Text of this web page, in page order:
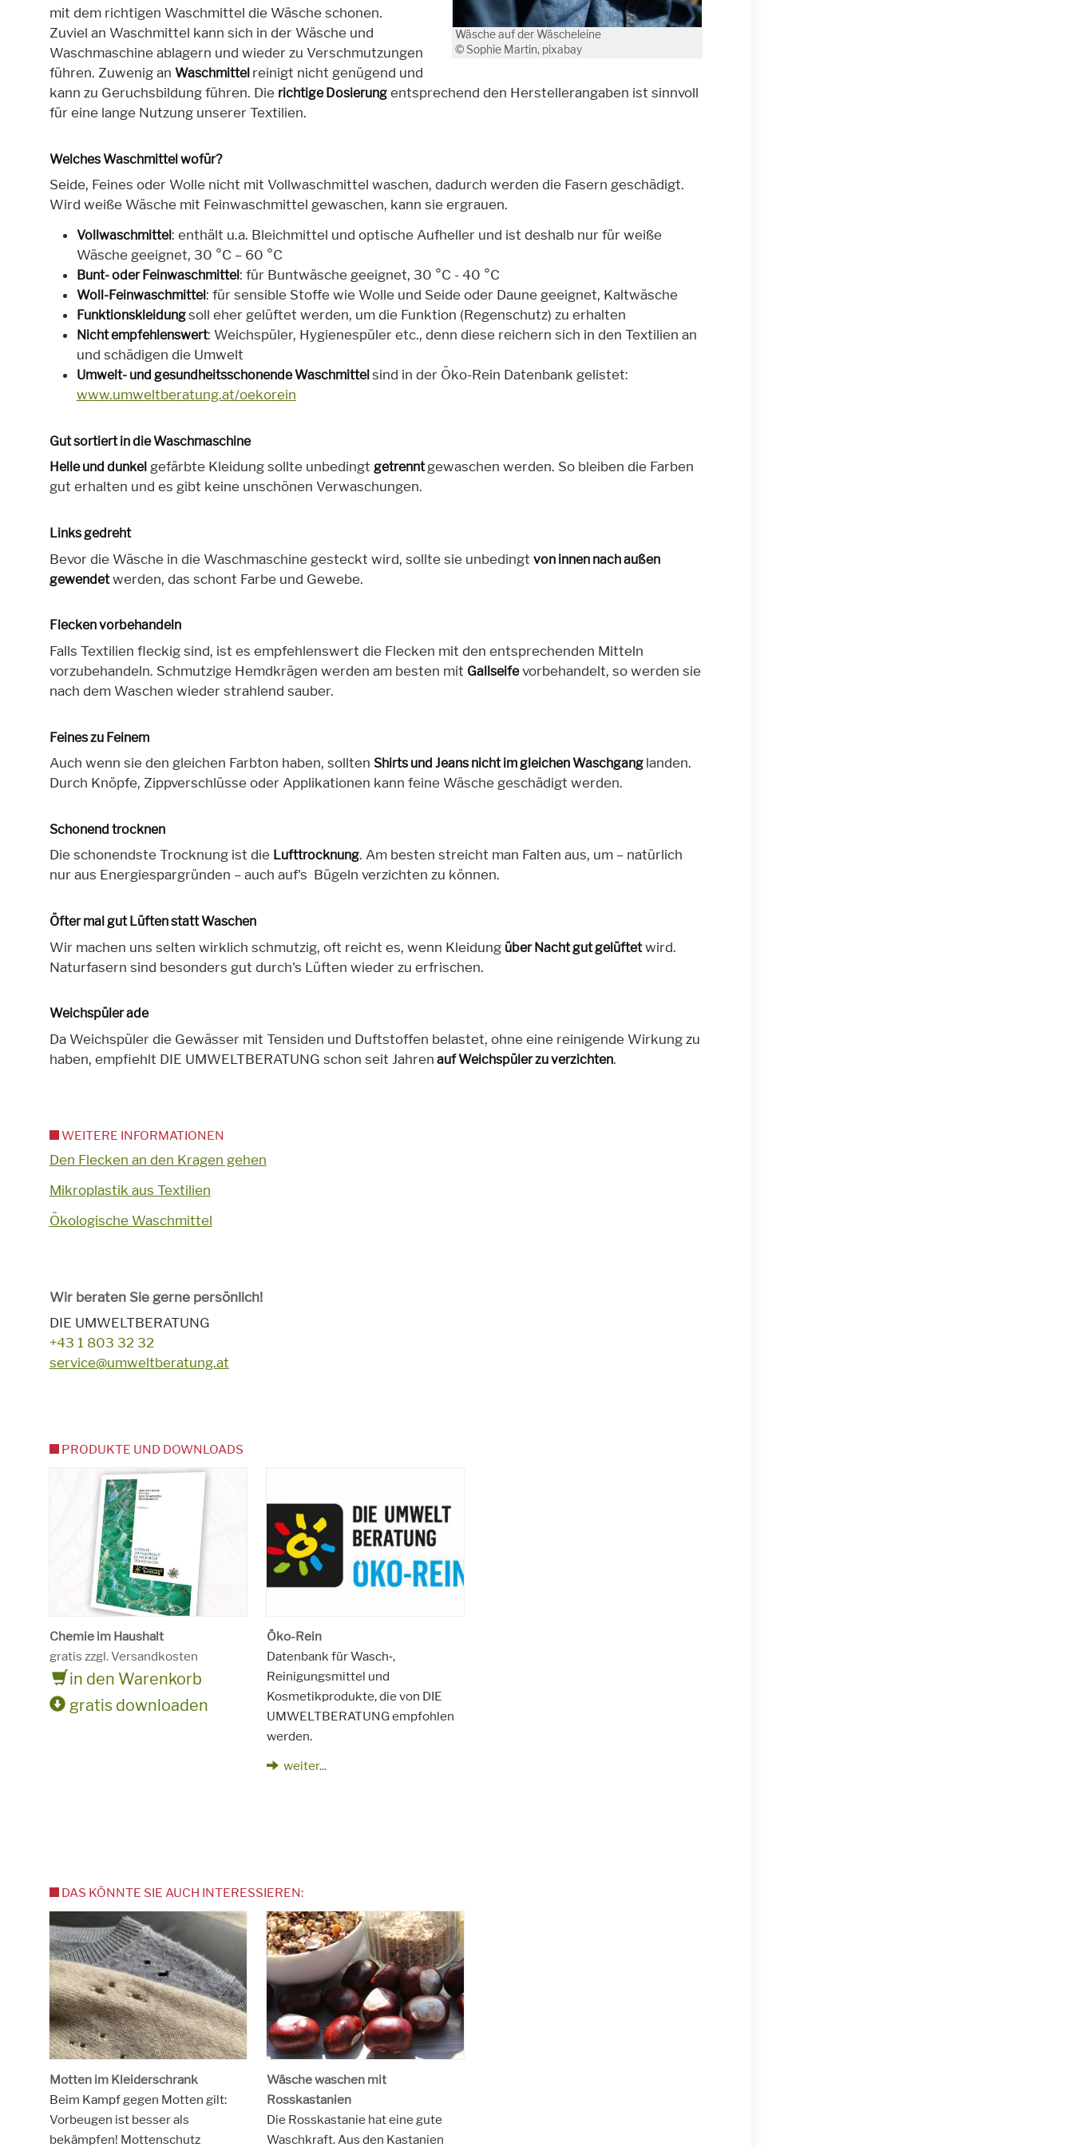
Wäsche auf der Wäscheleine
© Sophie Martin, pixabay
mit dem richtigen Waschmittel die Wäsche schonen.
Zuviel an Waschmittel kann sich in der Wäsche und
Waschmaschine ablagern und wieder zu Verschmutzungen
führen. Zuwenig an Waschmittel reinigt nicht genügend und
kann zu Geruchsbildung führen. Die richtige Dosierungentsprechend den Herstellerangaben ist sinnvoll
für eine lange Nutzung unserer Textilien.
Welches Waschmittel wofür?
Seide, Feines oder Wolle nicht mit Vollwaschmittel waschen, dadurch werden die Fasern geschädigt.
Wird weiße Wäsche mit Feinwaschmittel gewaschen, kann sie ergrauen.
Vollwaschmittel: enthält u.a. Bleichmittel und optische Aufheller und ist deshalb nur für weiße
Wäsche geeignet, 30 °C – 60 °C
Bunt- oder Feinwaschmittel: für Buntwäsche geeignet, 30 °C - 40 °C
Woll-Feinwaschmittel: für sensible Stoffe wie Wolle und Seide oder Daune geeignet, Kaltwäsche
Funktionskleidungsoll eher gelüftet werden, um die Funktion (Regenschutz) zu erhalten
Nicht empfehlenswert: Weichspüler, Hygienespüler etc., denn diese reichern sich in den Textilien an
und schädigen die Umwelt
Umwelt- und gesundheitsschonende Waschmittelsind in der Öko-Rein Datenbank gelistet:
www.umweltberatung.at/oekorein
Gut sortiert in die Waschmaschine
Helle und dunkelgefärbte Kleidung sollte unbedingt getrenntgewaschen werden. So bleiben die Farben
gut erhalten und es gibt keine unschönen Verwaschungen.
Links gedreht
Bevor die Wäsche in die Waschmaschine gesteckt wird, sollte sie unbedingt von innen nach außen
gewendetwerden, das schont Farbe und Gewebe.
Flecken vorbehandeln
Falls Textilien fleckig sind, ist es empfehlenswert die Flecken mit den entsprechenden Mitteln
vorzubehandeln. Schmutzige Hemdkrägen werden am besten mit Gallseifevorbehandelt, so werden sie
nach dem Waschen wieder strahlend sauber.
Feines zu Feinem
Auch wenn sie den gleichen Farbton haben, sollten Shirts und Jeans nicht im gleichen Waschgang landen.
Durch Knöpfe, Zippverschlüsse oder Applikationen kann feine Wäsche geschädigt werden.
Schonend trocknen
Die schonendste Trocknung ist die Lufttrocknung. Am besten streicht man Falten aus, um – natürlich
nur aus Energiespargründen – auch auf's Bügeln verzichten zu können.
Öfter mal gut Lüften statt Waschen
Wir machen uns selten wirklich schmutzig, oft reicht es, wenn Kleidung über Nacht gut gelüftetwird.
Naturfasern sind besonders gut durch's Lüften wieder zu erfrischen.
Weichspüler ade
Da Weichspüler die Gewässer mit Tensiden und Duftstoffen belastet, ohne eine reinigende Wirkung zu
haben, empfiehlt DIE UMWELTBERATUNG schon seit Jahren auf Weichspüler zu verzichten.
WEITERE INFORMATIONEN
Den Flecken an den Kragen gehen
Mikroplastik aus Textilien
Ökologische Waschmittel
Wir beraten Sie gerne persönlich!
DIE UMWELTBERATUNG
+43 1 803 32 32
service@umweltberatung.at
PRODUKTE UND DOWNLOADS
Chemie im Haushalt
gratis zzgl. Versandkosten
in den Warenkorb
gratis downloaden
Öko-Rein
Datenbank für Wasch‑,
Reinigungsmittel und
Kosmetikprodukte, die von DIE
UMWELTBERATUNG empfohlen
werden.
weiter...
DAS KÖNNTE SIE AUCH INTERESSIEREN:
Motten im Kleiderschrank
Beim Kampf gegen Motten gilt:
Vorbeugen ist besser als
bekämpfen! Mottenschutz
Wäsche waschen mit
Rosskastanien
Die Rosskastanie hat eine gute
Waschkraft. Aus den Kastanien